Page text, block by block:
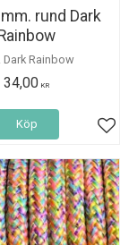
rund Dark
Rainbow
Dark Rainbow
34,00 KR
Köp